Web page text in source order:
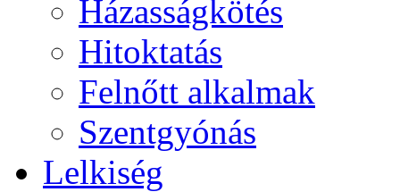
Házasságkötés
Hitoktatás
Felnőtt alkalmak
Szentgyónás
Lelkiség